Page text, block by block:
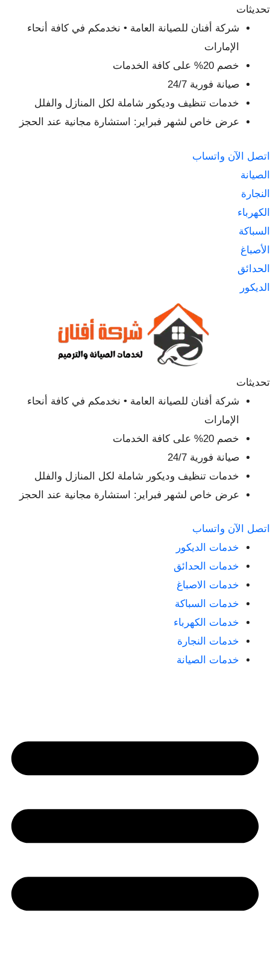
التجاوز
المحتوى
تحديثات
شركة أفنان للصيانة العامة • نخدمكم في كافة أنحاء
الإمارات
خصم 20% على كافة الخدمات
صيانة فورية 24/7
خدمات تنظيف وديكور شاملة لكل المنازل والفلل
عرض خاص لشهر فبراير: استشارة مجانية عند الحجز
اتصل الآن واتساب
الصيانة
النجارة
الكهرباء
السباكة
الأصباغ
الحدائق
الديكور
تحديثات
شركة أفنان للصيانة العامة • نخدمكم في كافة أنحاء
الإمارات
خصم 20% على كافة الخدمات
صيانة فورية 24/7
خدمات تنظيف وديكور شاملة لكل المنازل والفلل
عرض خاص لشهر فبراير: استشارة مجانية عند الحجز
اتصل الآن واتساب
خدمات الديكور
خدمات الحدائق
خدمات الاصباغ
خدمات السباكة
خدمات الكهرباء
خدمات النجارة
خدمات الصيانة